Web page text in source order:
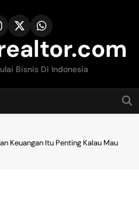
Bisnis Di Indonesia
Keuangan Itu Penting Kalau Mau